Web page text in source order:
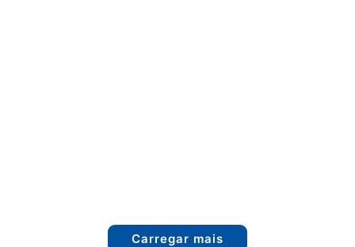
Carregar mais